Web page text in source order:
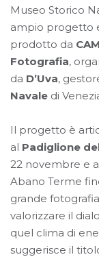
Museo Storico
ampio progetto
prodotto da
Fotografia,
da D’Uva,
Navale di
Il progetto è
al Padiglione
22 novembre e
Abano Terme
grande
valorizzare il
quel clima di
suggerisce il